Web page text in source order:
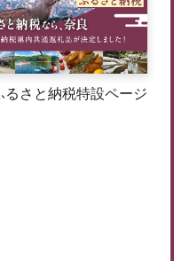
るさと納税特設ページ